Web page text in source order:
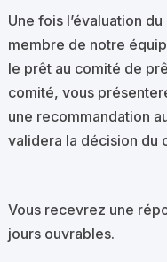
Une fois l’évaluation
membre de notre
le prêt au comité de
comité, vous
une recommandation
validera la décision du
Vous recevrez une
jours ouvrables.